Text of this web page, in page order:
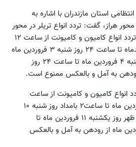
استان مازندران با اشاره به
هراز، گفت: تردد انواع تریلر در محور
هراز کماکان ممنوع بوده و تردد انواع کامیون و کامیونت از ساعت ۱۲
ظهر روز سه شنبه ۲۸ اسفندماه تا ساعت ۲۴ روز شنبه ۳ فروردین ماه
و از ساعت ۶ صبح روز یکشنبه ۴ فروردین ماه تا ساعت ۲۴ روز
انواع کامیون و کامیونت از ساعت
۱۲ظهر روز پنج شنبه ۸ فروردین ماه تا ساعت۲ بامداد روز شنبه ۱۰
فروردین ماه و از ساعت ۱۲ ظهر روز یکشنبه ۱۱ فروردین ماه تا
روز شنبه ۱۷ فروردین ماه از رودهن به آمل و بالعکس